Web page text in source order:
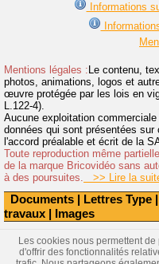
Documents | Lettres Type |
travaux | Images
Informations
Mentions légales : Le contenu,
photos, animations, logos et
œuvre protégée par les lois en
L.122-4).
Aucune exploitation
données qui sont présentées
l'accord préalable et écrit de la
Toute reproduction même
de la marque Bricovidéo sans
à des poursuites. >> Lire la
Les cookies nous permettent
d'offrir des fonctionnalités